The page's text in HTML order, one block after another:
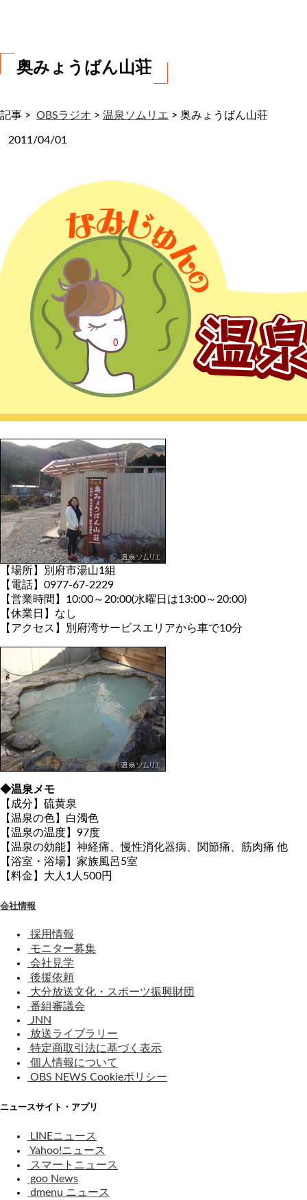
奥みょうばん山荘
記事 > OBSラジオ > 温泉ソムリエ > 奥みょうばん山荘
2011/04/01
【場所】別府市湯山1組
【電話】0977-67-2229
【営業時間】10:00～20:00(水曜日は13:00～20:00)
【休業日】なし
【アクセス】別府湾サービスエリアから車で10分
◆温泉メモ
【成分】硫黄泉
【温泉の色】白濁色
【温泉の温度】97度
【温泉の効能】神経痛、慢性消化器病、関節痛、筋肉痛 他
【浴室・浴場】家族風呂5室
【料金】大人1人500円
会社情報
採用情報
モニター募集
会社見学
後援依頼
大分放送文化・スポーツ振興財団
番組審議会
JNN
放送ライブラリー
特定商取引法に基づく表示
個人情報について
OBS NEWS Cookieポリシー
ニュースサイト・アプリ
LINEニュース
Yahoo!ニュース
スマートニュース
goo News
dmenu ニュース